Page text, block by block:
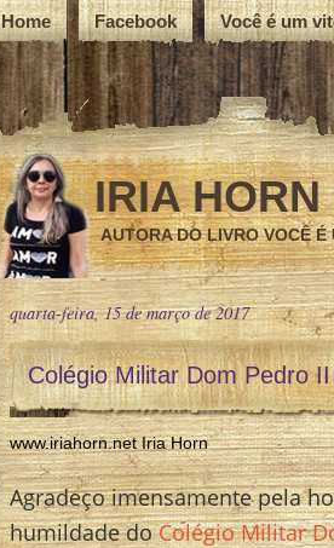
Home Facebook Você é um
IRIA HORN
AUTORA DO LIVRO VOCÊ É
quarta-feira, 15 de março de 2017
Colégio Militar Dom Pedro
www.iriahorn.net Iria Horn
Agradeço imensamente pela
humildade doColégio Militar